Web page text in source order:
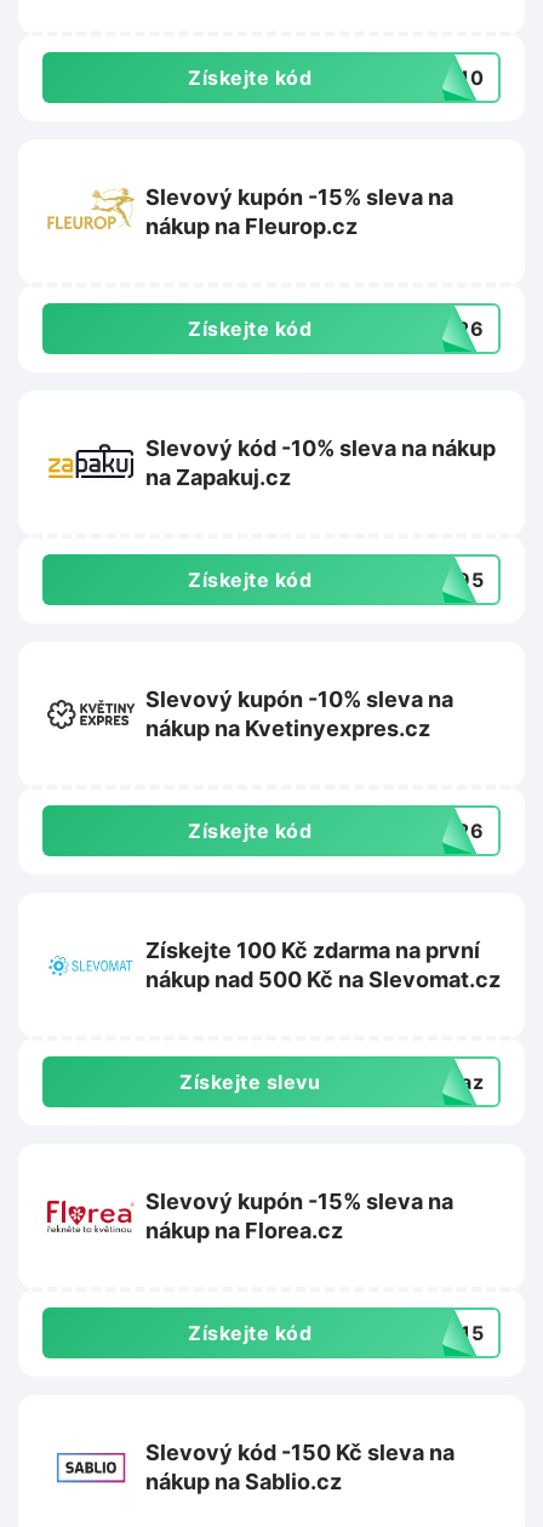
Získejte kód OB10
Slevový kupón -15% sleva na
nákup na Fleurop.cz
Získejte kód ET26
Slevový kód -10% sleva na nákup
na Zapakuj.cz
Získejte kód 2095
Slevový kupón -10% sleva na
nákup na Kvetinyexpres.cz
Získejte kód TO26
Získejte 100 Kč zdarma na první
nákup nad 500 Kč na Slevomat.cz
Získejte slevu dkaz
Slevový kupón -15% sleva na
nákup na Florea.cz
Získejte kód TA15
Slevový kód -150 Kč sleva na
nákup na Sablio.cz